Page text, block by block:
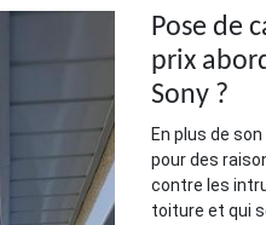
Pose de
prix
Sony ?
En plus de
pour des
contre les
toiture et qui